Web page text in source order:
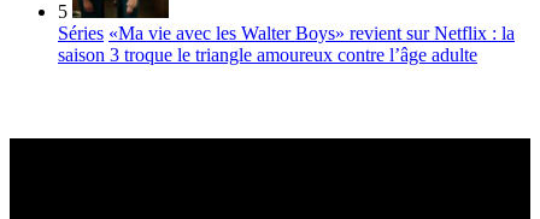
5
Séries «Ma vie avec les Walter Boys» revient sur Netflix : la
saison 3 troque le triangle amoureux contre l’âge adulte